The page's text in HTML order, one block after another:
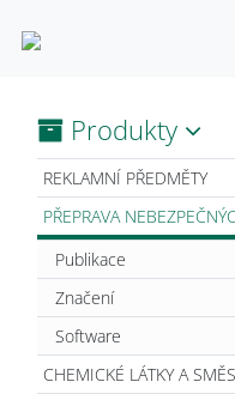
Produkty
REKLAMNÍ PŘEDMĚTY
PŘEPRAVA
Publikace
Značení
Software
CHEMICKÉ LÁTKY A